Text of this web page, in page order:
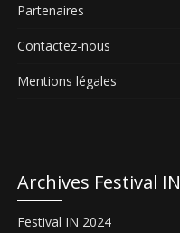
Partenaires
Contactez-nous
Mentions légales
Archives Festival IN
Festival IN 2024